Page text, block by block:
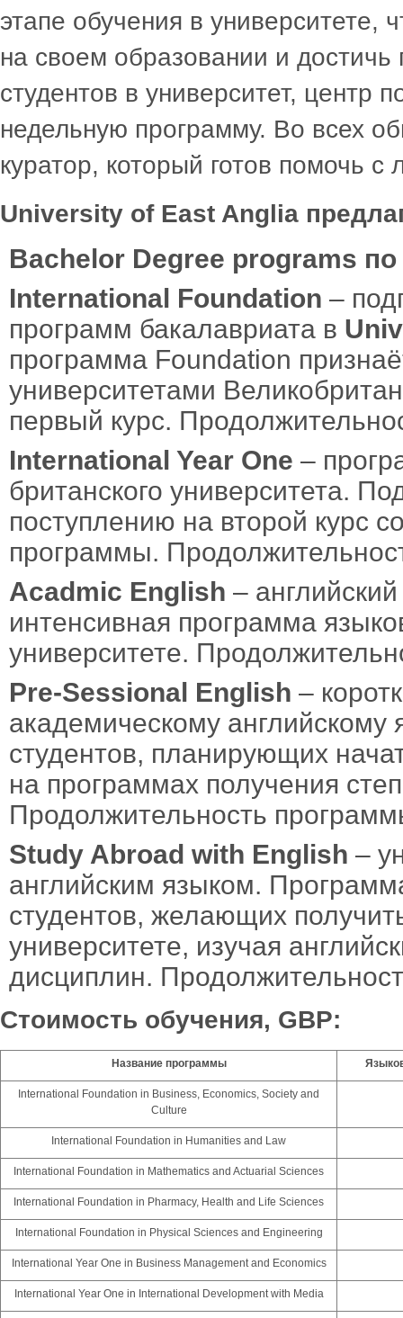
этапе обучения в университете,
на своем образовании и
студентов в университет, центр
недельную программу. Во всех
куратор, который готов помочь
University of East Anglia
Bachelor Degree programs
International Foundation –
программ бакалавриата в
программа Foundation
университетами
первый курс.
International Year One –
британского университета.
поступлению на второй курс
программы.
Acadmic English –
интенсивная программа
университете.
Pre-Sessional English –
академическому
студентов, планирующих
на программах получения
Продолжительность
Study Abroad with English –
английским языком.
студентов, желающих
университете, изучая
дисциплин.
Стоимость обучения, GBP:
Название программы
International Foundation in Business, Economics, Society and
Culture
International Foundation in Humanities and Law
International Foundation in Mathematics and Actuarial Sciences
International Foundation in Pharmacy, Health and Life Sciences
International Foundation in Physical Sciences and Engineering
International Year One in Business Management and Economics
International Year One in International Development with Media